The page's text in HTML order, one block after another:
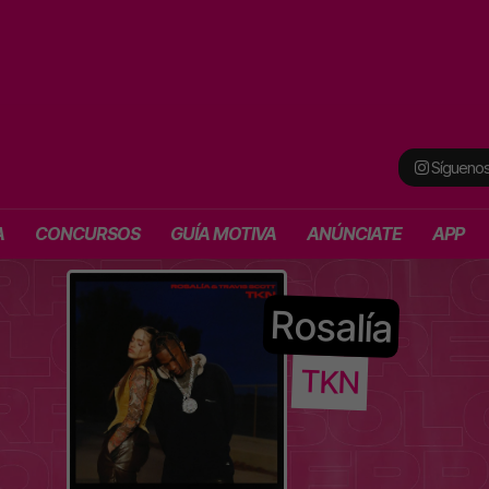
CONCURSOS GUÍA MOTIVA ANÚNCIATE APP
Rosalía
TKN